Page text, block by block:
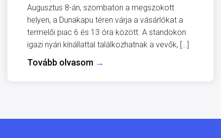
Augusztus 8-án, szombaton a megszokott
helyen, a Dunakapu téren várja a vásárlókat a
termelői piac 6 és 13 óra között. A standokon
igazi nyári kínállattal találkozhatnak a vevők, […]
Tovább olvasom →